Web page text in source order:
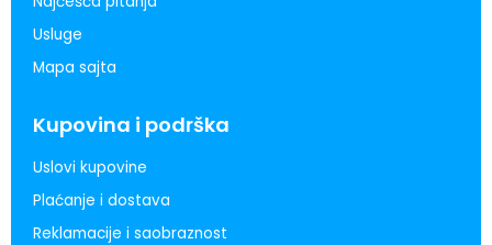
Usluge
Mapa sajta
Kupovina i podrška
Uslovi kupovine
Plaćanje i dostava
Reklamacije i saobraznost